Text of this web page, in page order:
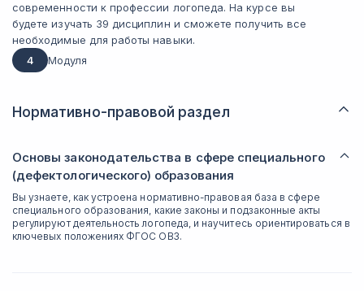
современности к профессии логопеда. На курсе вы
будете изучать 39 дисциплин и сможете получить все
необходимые для работы навыки.
4
Модуля
Нормативно-правовой раздел
Основы законодательства в сфере специального
(дефектологического) образования
Вы узнаете, как устроена нормативно-правовая база в сфере
специального образования, какие законы и подзаконные акты
регулируют деятельность логопеда, и научитесь ориентироваться в
ключевых положениях ФГОС ОВЗ.